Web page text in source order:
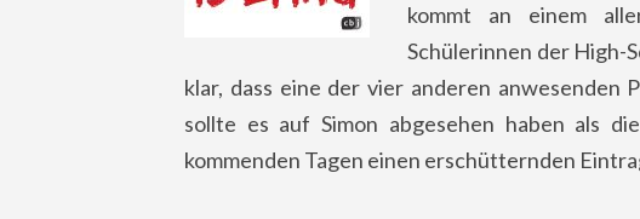
kommt an einem
Schülerinnen der High-
klar, dass eine der vier anderen anwesenden
sollte es auf Simon abgesehen haben als
kommenden Tagen einen erschütternden